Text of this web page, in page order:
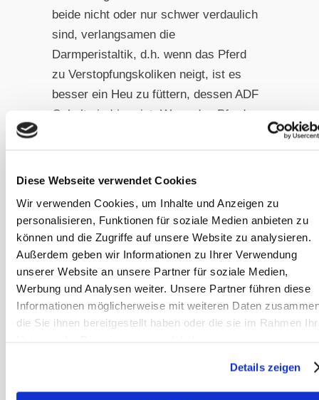
Diese Webseite verwendet Cookies
Wir verwenden Cookies, um Inhalte und Anzeigen zu
personalisieren, Funktionen für soziale Medien anbieten zu
können und die Zugriffe auf unsere Website zu analysieren.
Außerdem geben wir Informationen zu Ihrer Verwendung
unserer Website an unsere Partner für soziale Medien,
Werbung und Analysen weiter. Unsere Partner führen diese
Informationen möglicherweise mit weiteren Daten
die Sie ihnen bereitgestellt haben oder die sie im Rahmen
Details zeigen
beide nicht oder nur schwer verdaulich
sind, verlangsamen die
Darmperistaltik, d.h. wenn das Pferd
zu Verstopfungskoliken neigt, ist es
besser ein Heu zu füttern, dessen ADF
Gehalt niedriger ist. Wenn das Pferd
sehr gut erforscht. Dort ist der ideale
Faktor von verdaulicher Faser
(digestable Fibre, DF) zu ADF kleiner
1,3. Ist der Faktor größer, bekommen
Kaninchen Durchfall. Leider gibt es so
genaue Angaben für das Pferd noch
Ganz grob kann man sagen, dass der
ADF Gehalt (Cellulose und Lignin)